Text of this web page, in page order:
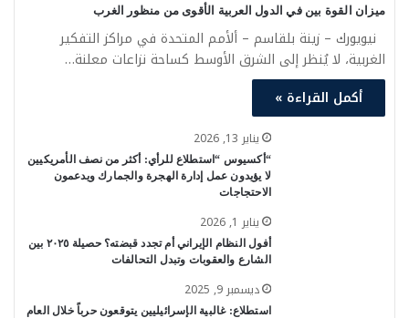
ميزان القوة بين في الدول العربية الأقوى من منظور الغرب
نيويورك – زينة بلقاسم – ألأمم المتحدة في مراكز التفكير
الغربية، لا يُنظر إلى الشرق الأوسط كساحة نزاعات معلنة…
أكمل القراءة »
يناير 13, 2026
“أكسيوس “استطلاع للرأي: أكثر من نصف الأمريكيين
لا يؤيدون عمل إدارة الهجرة والجمارك ويدعمون
الاحتجاجات
يناير 1, 2026
أفول النظام الإيراني أم تجدد قبضته؟ حصيلة ٢٠٢٥ بين
الشارع والعقوبات وتبدل التحالفات
ديسمبر 9, 2025
استطلاع: غالبية الإسرائيليين يتوقعون حرباً خلال العام